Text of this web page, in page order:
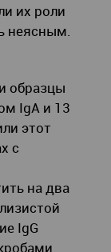
их роли
неясным.
образцы
IgA и 13
этот
с
на два
IgG